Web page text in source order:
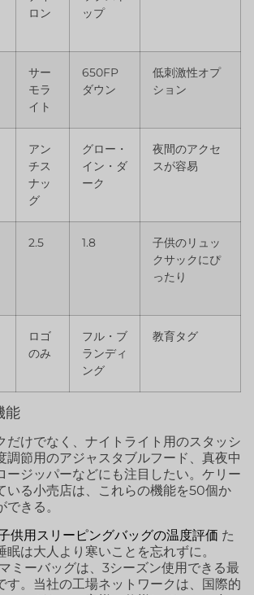
ロン
ップ
サー
モラ
イト
650FP
ダウン
低刺激性オプ
ション
アン
チス
ナッ
グ
グロー・
イン・ダ
ーク
夜間のアクセ
スが容易
2.5 1.8
子供のリュッ
クサックにぴ
ったり
ロゴ
のみ
フル・ブ
ランディ
ング
教育タグ
能
だけでなく、ナイトライト用のスタッシ
調節用のアジャスタブルフード、真夜中
ージッパーなどにも注目したい。ケリー
いる小売店は、これらの機能を50個か
きる。
供用スリーピングバッグの温度評価 た
眠は大人より寒いことを忘れずに。
ミーバッグは、3シーズン使用できる最
す。当社の工場ネットワークは、国際的